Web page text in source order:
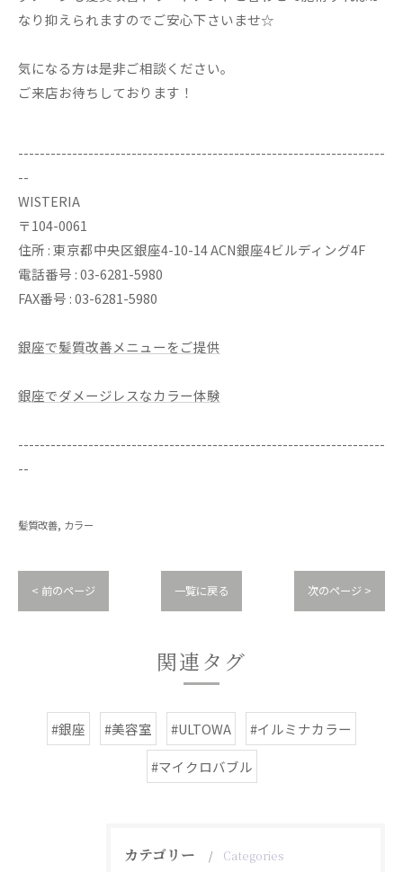
なり抑えられますのでご安心下さいませ☆
気になる方は是非ご相談ください。
ご来店お待ちしております！
--------------------------------------------------------------------
--
WISTERIA
〒104-0061
住所 : 東京都中央区銀座4-10-14 ACN銀座4ビルディング4F
電話番号 : 03-6281-5980
FAX番号 : 03-6281-5980
銀座で髪質改善メニューをご提供
銀座でダメージレスなカラー体験
--------------------------------------------------------------------
--
髪質改善 カラー
< 前のページ 一覧に戻る 次のページ >
関連タグ
#銀座 #美容室 #ULTOWA
#イルミナカラー
#マイクロバブル
カテゴリー Categories